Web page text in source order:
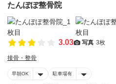
たんぽぽ整骨院
3.03 写真 3枚
接骨・整骨
早朝OK 駐車場有